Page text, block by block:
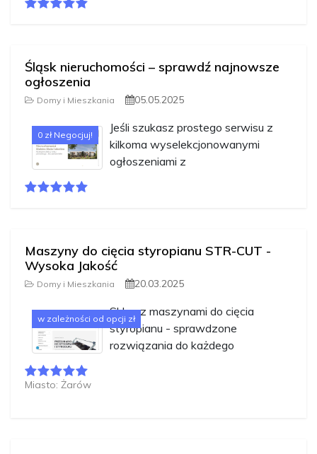
Śląsk nieruchomości – sprawdź najnowsze
ogłoszenia
Domy i Mieszkania 05.05.2025
0 zł Negocjuj!
Jeśli szukasz prostego serwisu z
kilkoma wyselekcjonowanymi
ogłoszeniami z
Maszyny do cięcia styropianu STR-CUT -
Wysoka Jakość
Domy i Mieszkania 20.03.2025
w zależności od opcji zł
Sklep z maszynami do cięcia
styropianu - sprawdzone
rozwiązania do każdego
Miasto: Żarów